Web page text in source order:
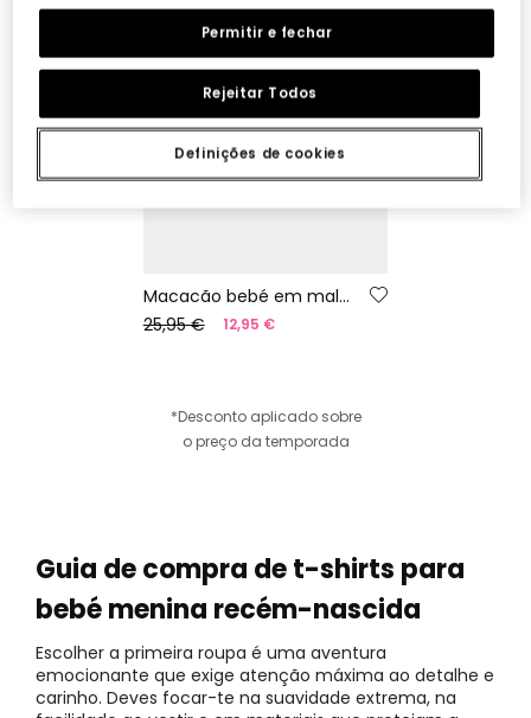
Macacão bebé em malha às riscas fio 100% reciclado | Limited Edition
25,95 €
12,95 €
*Desconto aplicado sobre
o preço da temporada
Guia de compra de t-shirts para
bebé menina recém-nascida
Escolher a primeira roupa é uma aventura
emocionante que exige atenção máxima ao detalhe e
carinho. Deves focar-te na suavidade extrema, na
Definições de cookies
Rejeitar Todos
Permitir e fechar